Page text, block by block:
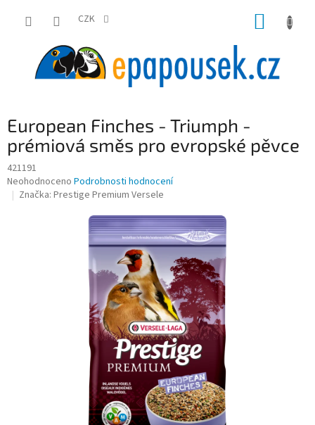
CZK
European Finches - Triumph -
prémiová směs pro evropské pěvce
421191
Průměrné
hodnocení
Neohodnoceno Podrobnosti hodnocení
Značka: Prestige Premium Versele